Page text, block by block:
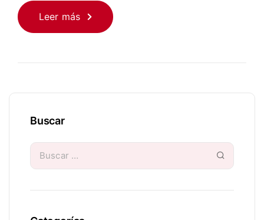
Leer más
Buscar